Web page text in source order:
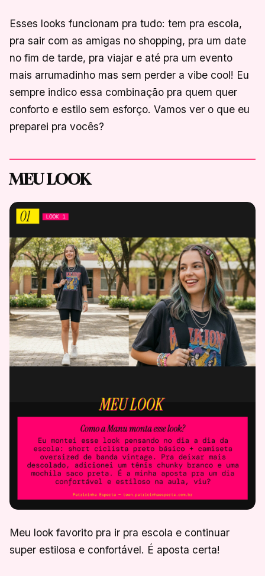
Esses looks funcionam pra tudo: tem pra escola,
pra sair com as amigas no shopping, pra um date
no fim de tarde, pra viajar e até pra um evento
mais arrumadinho mas sem perder a vibe cool! Eu
sempre indico essa combinação pra quem quer
conforto e estilo sem esforço. Vamos ver o que eu
preparei pra vocês?
MEU LOOK
Meu look favorito pra ir pra escola e continuar
super estilosa e confortável. É aposta certa!